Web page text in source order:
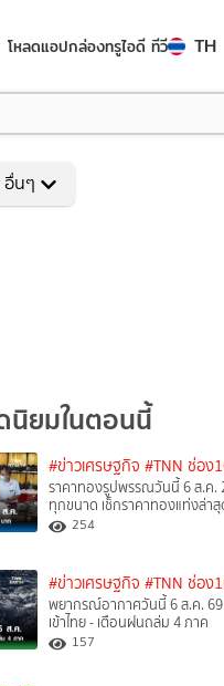
โหลดแอปกล่องทรูไอดี ทีวี TH
อื่นๆ
นิยมในตอนนี้
#ข่าวเศรษฐกิจ #TNN ช่อง
ราคาทองรูปพรรณวันนี้ 6 ส.ค.
ทุกขนาด เช็กราคาทองแท่งล่า
254
#ข่าวเศรษฐกิจ #TNN ช่อง
พยากรณ์อากาศวันนี้ 6 ส.ค. 69
เข้าไทย - เตือนฝนถล่ม 4 ภาค
157